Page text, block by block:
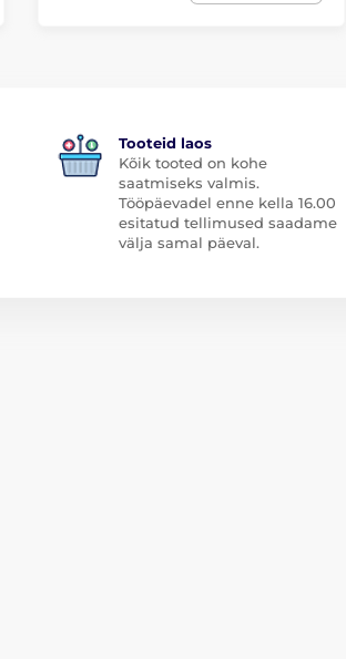
Tooteid laos
Kõik tooted on kohe
saatmiseks valmis.
Tööpäevadel enne kella 16.00
esitatud tellimused saadame
välja samal päeval.